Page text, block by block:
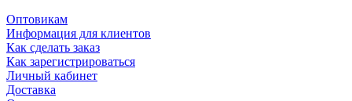
Оптовикам
Информация для клиентов
Как сделать заказ
Как зарегистрироваться
Личный кабинет
Доставка